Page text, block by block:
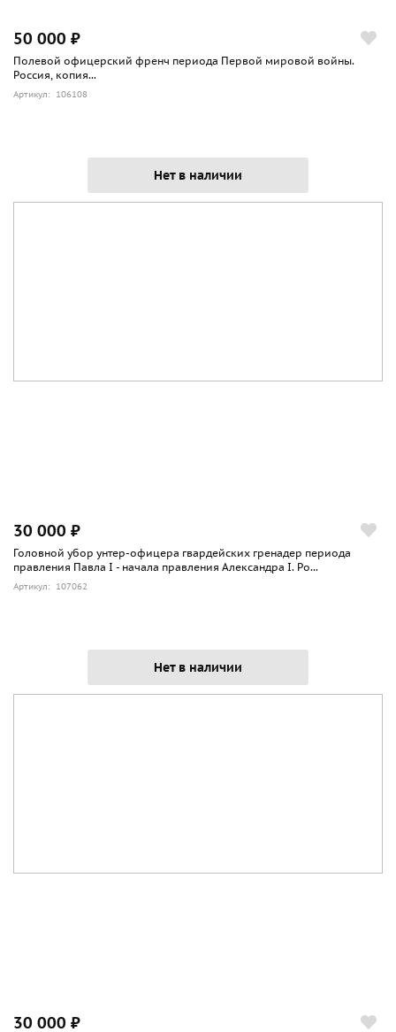
50 000 ₽
Полевой офицерский френч периода Первой мировой войны.
Россия, копия...
Артикул: 106108
Нет в наличии
30 000 ₽
Головной убор унтер-офицера гвардейских гренадер периода
правления Павла I - начала правления Александра I. Ро...
Артикул: 107062
Нет в наличии
30 000 ₽